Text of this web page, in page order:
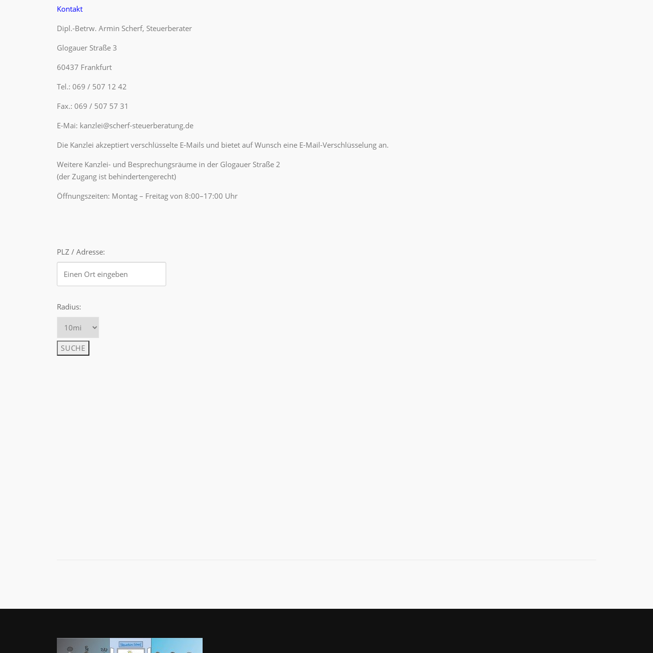
Kontakt
Dipl.-Betrw. Armin Scherf, Steuerberater
Glogauer Straße 3
60437 Frankfurt
Tel.: 069 / 507 12 42
Fax.: 069 / 507 57 31
E-Mai: kanzlei@scherf-steuerberatung.de
Die Kanzlei akzeptiert verschlüsselte E-Mails und bietet auf Wunsch eine E-Mail-Verschlüsselung an.
Weitere Kanzlei- und Besprechungsräume in der Glogauer Straße 2
(der Zugang ist behindertengerecht)
Öffnungszeiten: Montag – Freitag von 8:00–17:00 Uhr
PLZ / Adresse:
Radius: